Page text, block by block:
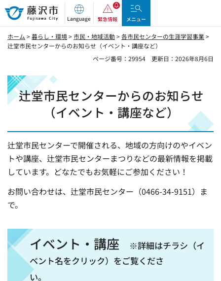
藤沢市
Language 緊急情報 メニュー
ホーム >暮らし・環境>市民・地域活動>各市民センターの生涯学習事業>
辻堂市民センターからのお知らせ（イベント・講座など）
ページ番号：29954
更新日：2026年8月6日
辻堂市民センターからのお知らせ
（イベント・講座など）
辻堂市民センターで開催される、地域の方向けのやイベン
トや講座、辻堂市民センターまつりなどの最新情報を掲載
しています。どなたでもお気軽にご参加ください！
お問い合わせは、辻堂市民センター（0466-34-9151）ま
で。
イベント・講座
※詳細はチラシ（イ
ベント名をクリック）をご覧くださ
い。